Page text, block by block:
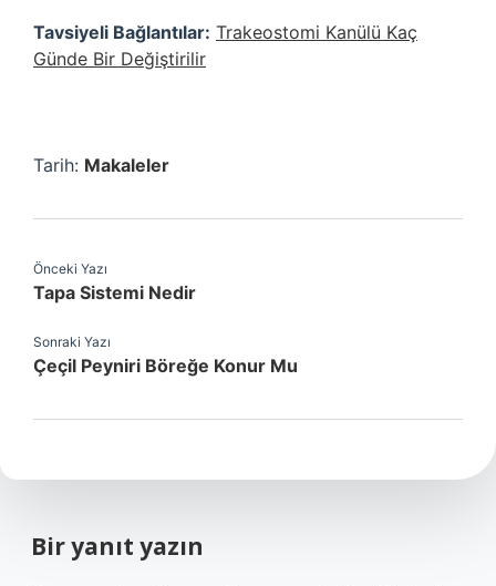
Tavsiyeli Bağlantılar: Trakeostomi Kanülü Kaç
Günde Bir Değiştirilir
Tarih: Makaleler
Önceki Yazı
Tapa Sistemi Nedir
Sonraki Yazı
Çeçil Peyniri Böreğe Konur Mu
Bir yanıt yazın